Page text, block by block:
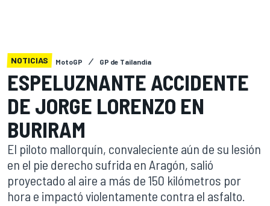
NOTICIAS MotoGP GP de Tailandia
ESPELUZNANTE ACCIDENTE
DE JORGE LORENZO EN
BURIRAM
El piloto mallorquín, convaleciente aún de su lesión
en el pie derecho sufrida en Aragón, salió
proyectado al aire a más de 150 kilómetros por
hora e impactó violentamente contra el asfalto.